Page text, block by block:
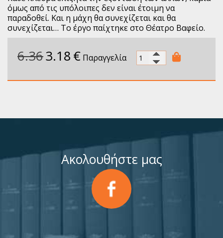
όμως από τις υπόλοιπες δεν είναι έτοιμη να
παραδοθεί. Και η μάχη θα συνεχίζεται και θα
συνεχίζεται… Το έργο παίχτηκε στο Θέατρο Βαφείο.
6.363.18 € Παραγγελία
Ακολουθήστε μας